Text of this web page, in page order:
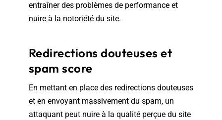
entraîner des problèmes de performance et
nuire à la notoriété du site.
Redirections douteuses et
spam score
En mettant en place des redirections douteuses
et en envoyant massivement du spam, un
attaquant peut nuire à la qualité perçue du site